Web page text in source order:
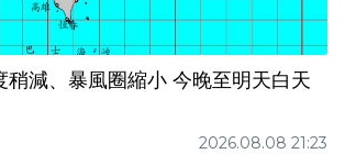
稍減、暴風圈縮小 今晚至明天白天
2026.08.08 21:23